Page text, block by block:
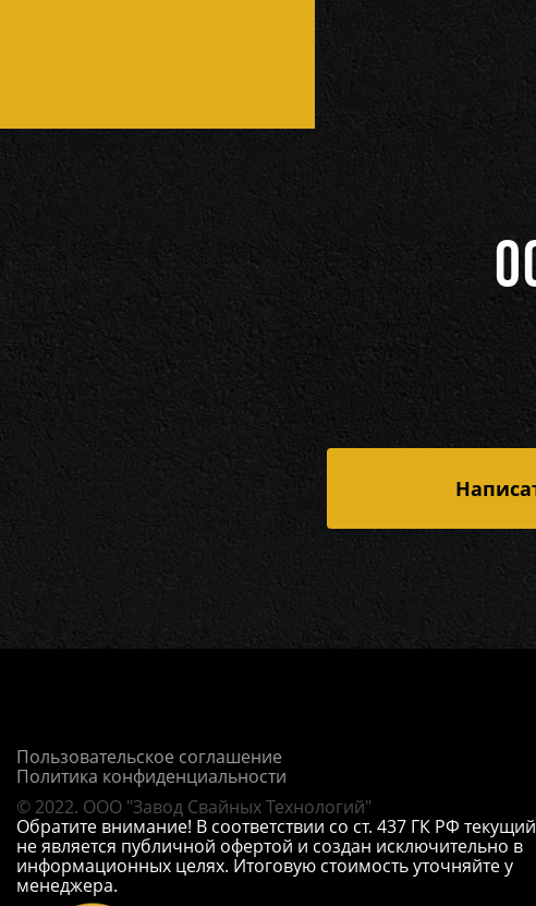
Пользовательское соглашение
Политика конфиденциальности
© 2022. ООО "Завод Свайных Технологий"
Обратите внимание! В соответствии со ст. 437 ГК РФ
не является публичной офертой и создан исключительно в
информационных целях. Итоговую стоимость уточняйте у
менеджера.